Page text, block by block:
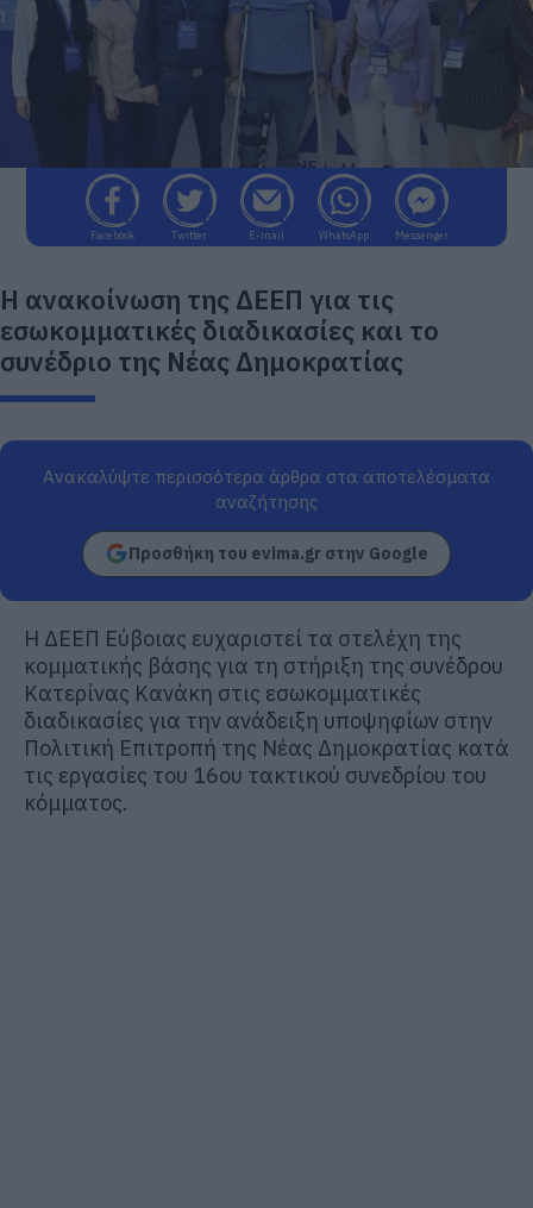
Facebook Twitter E-mail WhatsApp Messenger
Η ανακοίνωση της ΔΕΕΠ για τις
εσωκομματικές διαδικασίες και το
συνέδριο της Νέας Δημοκρατίας
Ανακαλύψτε περισσότερα άρθρα στα αποτελέσματα
αναζήτησης
Προσθήκη του evima.gr στην Google
Η ΔΕΕΠ Εύβοιας ευχαριστεί τα στελέχη της
κομματικής βάσης για τη στήριξη της συνέδρου
Κατερίνας Κανάκη στις εσωκομματικές
διαδικασίες για την ανάδειξη υποψηφίων στην
Πολιτική Επιτροπή της Νέας Δημοκρατίας κατά
τις εργασίες του 16ου τακτικού συνεδρίου του
κόμματος.